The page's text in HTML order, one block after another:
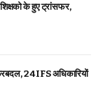
के हुए ट्रांसफर,
24 IFS अधिकारियों